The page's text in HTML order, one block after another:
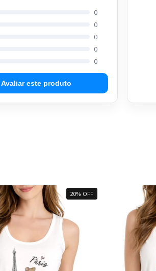
0
0
0
0
0
Avaliar este produto
20% OFF